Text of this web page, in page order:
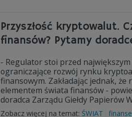
Przyszłość kryptowalut.
finansów? Pytamy
- Regulator stoi przed
ograniczające rozwój rynku
finansowym. Zakładając jednak,
elementem świata finansów -
doradca Zarządu Giełdy Papierów
Zobacz więcej na temat: ŚWIAT finanse